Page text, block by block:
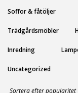
Soffor & fåtöljer
Trädgårdsmöbler
Inredning
Uncategorized